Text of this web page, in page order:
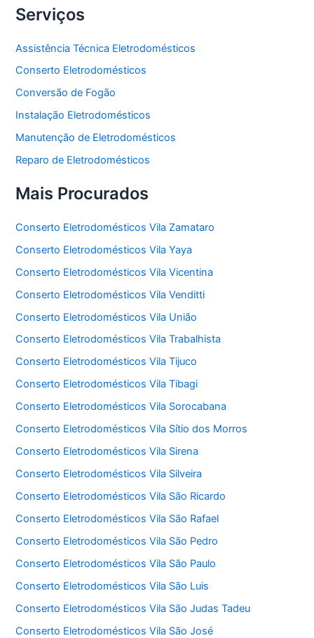
Serviços
Assistência Técnica Eletrodomésticos
Conserto Eletrodomésticos
Conversão de Fogão
Instalação Eletrodomésticos
Manutenção de Eletrodomésticos
Reparo de Eletrodomésticos
Mais Procurados
Conserto Eletrodomésticos Vila Zamataro
Conserto Eletrodomésticos Vila Yaya
Conserto Eletrodomésticos Vila Vicentina
Conserto Eletrodomésticos Vila Venditti
Conserto Eletrodomésticos Vila União
Conserto Eletrodomésticos Vila Trabalhista
Conserto Eletrodomésticos Vila Tijuco
Conserto Eletrodomésticos Vila Tibagi
Conserto Eletrodomésticos Vila Sorocabana
Conserto Eletrodomésticos Vila Sítio dos Morros
Conserto Eletrodomésticos Vila Sirena
Conserto Eletrodomésticos Vila Silveira
Conserto Eletrodomésticos Vila São Ricardo
Conserto Eletrodomésticos Vila São Rafael
Conserto Eletrodomésticos Vila São Pedro
Conserto Eletrodomésticos Vila São Paulo
Conserto Eletrodomésticos Vila São Luis
Conserto Eletrodomésticos Vila São Judas Tadeu
Conserto Eletrodomésticos Vila São José